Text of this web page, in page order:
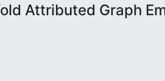
Attributed Graph